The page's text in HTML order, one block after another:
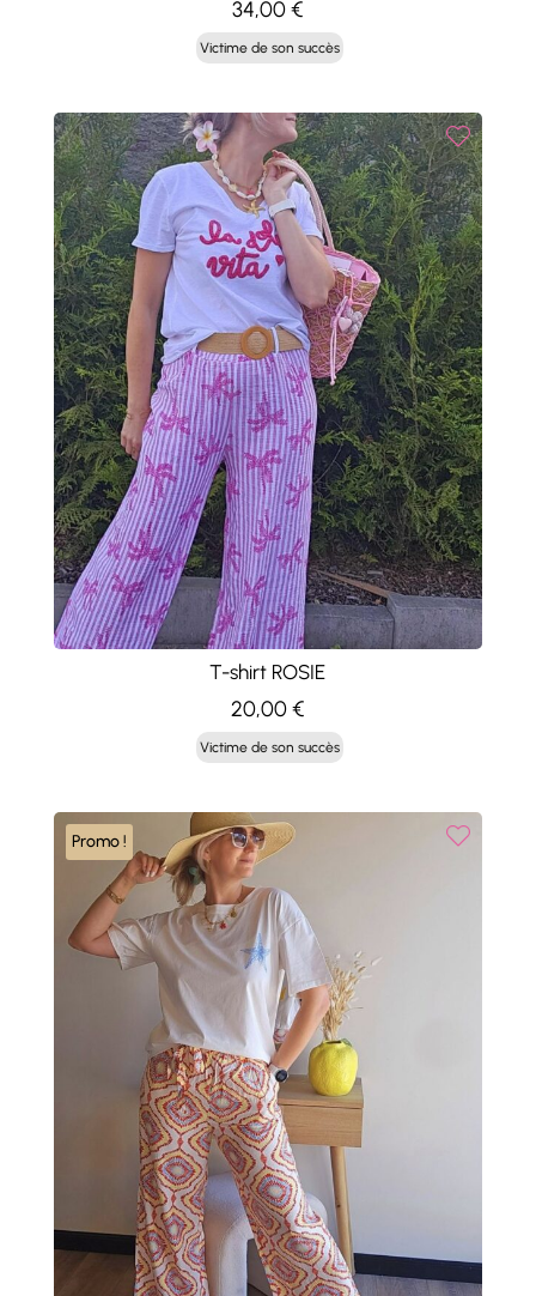
34,00€
Victime de son succès
T-shirt ROSIE
20,00€
Victime de son succès
Promo !